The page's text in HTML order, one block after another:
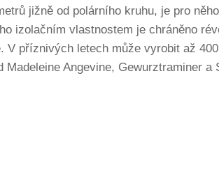
jižně od polárního kruhu, je pro
izolačním vlastnostem je chráněno
V příznivých letech může vyrobit až
Angevine, Gewurztraminer a